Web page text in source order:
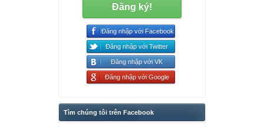
Đăng ký!
Đăng nhập với Facebook
Đăng nhập với Twitter
Đăng nhập với VK
Đăng nhập với Google
Tìm chúng tôi trên Facebook